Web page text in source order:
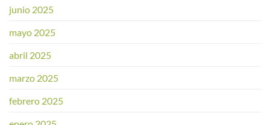
junio 2025
mayo 2025
abril 2025
marzo 2025
febrero 2025